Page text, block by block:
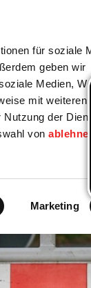
für soziale
geben wir
Medien,
mit weiteren
der
vonablehnen
Marketing
Touristik /